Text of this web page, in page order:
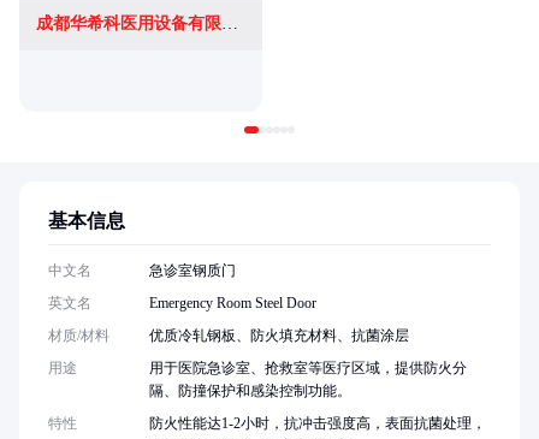
基本信息
中文名
急诊室钢质门
英文名
Emergency Room Steel Door
材质/材料
优质冷轧钢板、防火填充材料、抗菌涂层
用途
用于医院急诊室、抢救室等医疗区域，提供防火分
隔、防撞保护和感染控制功能。
特性
防火性能达1-2小时，抗冲击强度高，表面抗菌处理，